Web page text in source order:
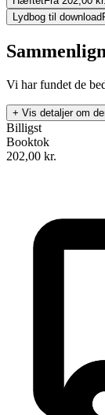
Lydbog til download
Vi har fundet de
+ Vis detaljer om
Den nat hun
Gads Forlag
Udgivet:
2. juni
Billigst
Booktok
202,00 kr.